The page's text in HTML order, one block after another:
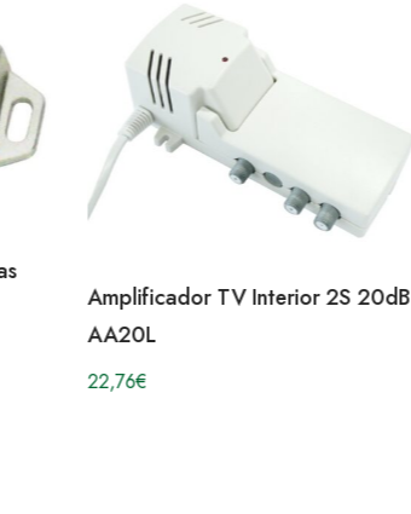
Amplificador TV Interior 2S 20dB
AA20L
22,76€